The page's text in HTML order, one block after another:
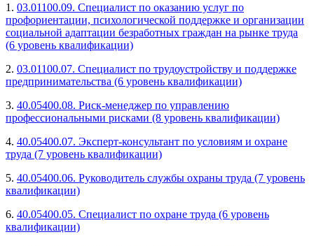
1. 03.01100.09. Специалист по оказанию услуг по
профориентации, психологической поддержке и организации
социальной адаптации безработных граждан на рынке труда
(6 уровень квалификации)
2. 03.01100.07. Специалист по трудоустройству и поддержке
предпринимательства (6 уровень квалификации)
3. 40.05400.08. Риск-менеджер по управлению
профессиональными рисками (8 уровень квалификации)
4. 40.05400.07. Эксперт-консультант по условиям и охране
труда (7 уровень квалификации)
5. 40.05400.06. Руководитель службы охраны труда (7 уровень
квалификации)
6. 40.05400.05. Специалист по охране труда (6 уровень
квалификации)